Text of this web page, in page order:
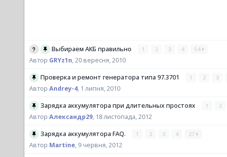
Выбираем АКБ правильно 1 2 3 4 54
Автор GRYz1n,20 вересня, 2010
Проверка и ремонт генератора типа 97.3701 1 2 3
Автор Andrey-4, 1 липня, 2010
Зарядка аккумулятора при длительных простоях 1 2
Автор Александр29, 18 листопада, 2012
Зарядка аккумулятора FAQ. 1 2 3 4 27
Автор Martine, 9 червня, 2012